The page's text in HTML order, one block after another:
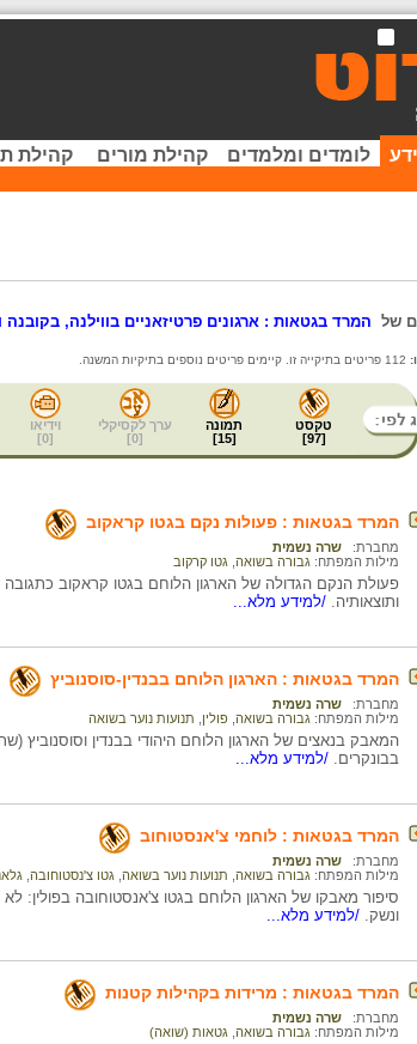
לומדים ומלמדים קהילת מורים קהילת
של המרד בגטאות : ארגונים פרטיזאניים בווילנה, בקובנה
טקסט
[
97
]
תמונה
[
15
]
ערך לקסיקלי
[
0
]
וידיאו
[
0
]
המרד בגטאות : פעולות נקם בגטו קראקוב
מחברת:
שרה נשמית
מילות המפתח: גבורה בשואה גטו קרקוב
פעולת הנקם הגדולה של הארגון הלוחם בגטו קראקוב כתגובה
ותוצאותיה. /למידע מלא...
המרד בגטאות : הארגון הלוחם בבנדין-סוסנוביץ
מחברת:
שרה נשמית
מילות המפתח: גבורה בשואה פולין תנועות נוער בשואה
המאבק בנאצים של הארגון הלוחם היהודי בבנדין וסוסנוביץ
בבונקרים. /למידע מלא...
המרד בגטאות : לוחמי צ'אנסטוחוב
מחברת:
שרה נשמית
מילות המפתח: גבורה בשואה תנועות נוער בשואה גטו צ'נסטוחובה
סיפור מאבקו של הארגון הלוחם בגטו צ'אנסטוחובה בפולין:
ונשק. /למידע מלא...
המרד בגטאות : מרידות בקהילות קטנות
מחברת:
שרה נשמית
מילות המפתח: גבורה בשואה גטאות (שואה)